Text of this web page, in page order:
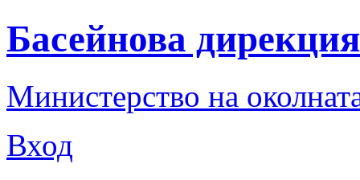
Басейнова
Министерство на
Вход